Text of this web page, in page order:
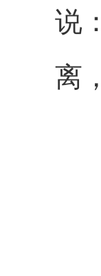
说
离